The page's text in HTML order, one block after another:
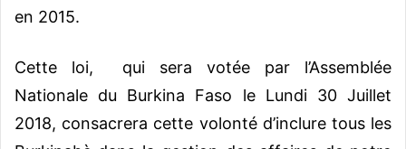
en 2015.
Cette loi, qui sera votée par l’Assemblée
Nationale du Burkina Faso le Lundi 30 Juillet
2018, consacrera cette volonté d’inclure tous les